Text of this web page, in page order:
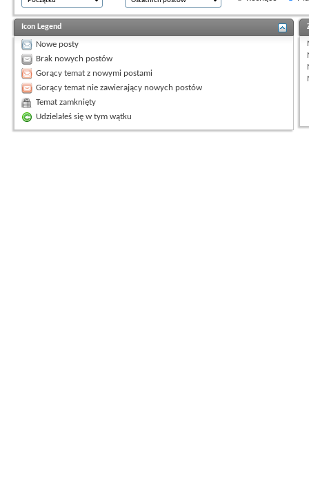
Icon Legend
Nowe posty
Brak nowych postów
Gorący temat z nowymi postami
Gorący temat nie zawierający nowych postów
Temat zamknięty
Udzielałeś się w tym wątku